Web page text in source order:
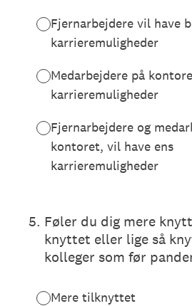
Fjernarbejdere vil have
karrieremuligheder
Medarbejdere på
karrieremuligheder
Fjernarbejdere og
kontoret, vil have ens
karrieremuligheder
5. Føler du dig mere
knyttet eller lige så
kolleger som før
Mere tilknyttet